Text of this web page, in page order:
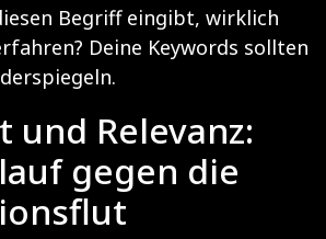
Begriff eingibt, wirklich
Deine Keywords sollten
Relevanz:
gegen die